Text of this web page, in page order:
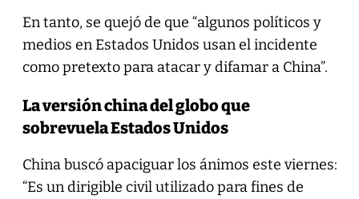
En tanto, se quejó de que “algunos políticos y
medios en Estados Unidos usan el incidente
como pretexto para atacar y difamar a China”.
La versión china del globo que
sobrevuela Estados Unidos
China buscó apaciguar los ánimos este viernes:
“Es un dirigible civil utilizado para fines de